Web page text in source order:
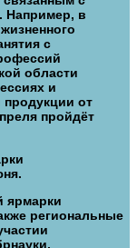
Например, в
с
области
и
продукции от
пройдёт
ярмарки
региональные